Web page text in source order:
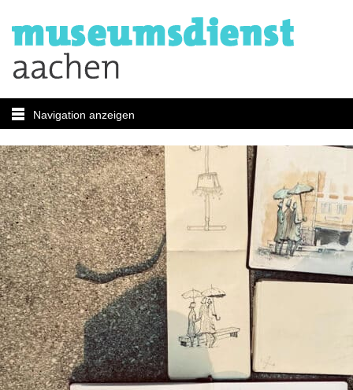
Navigation anzeigen